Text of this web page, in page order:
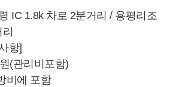
IC 1.8k 차로 2분거리 / 용평리조
항]
(관리비포함)
비에 포함